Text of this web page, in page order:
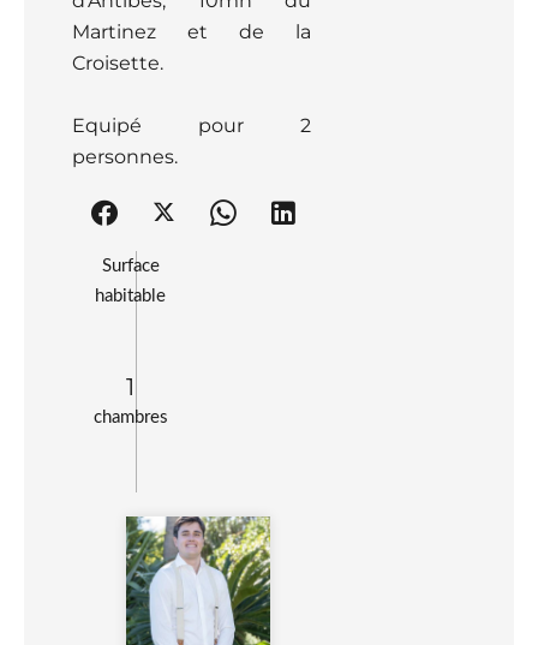
Surface
habitable
chambres
1
Martinez et de la
Croisette.
Equipé pour 2
personnes.